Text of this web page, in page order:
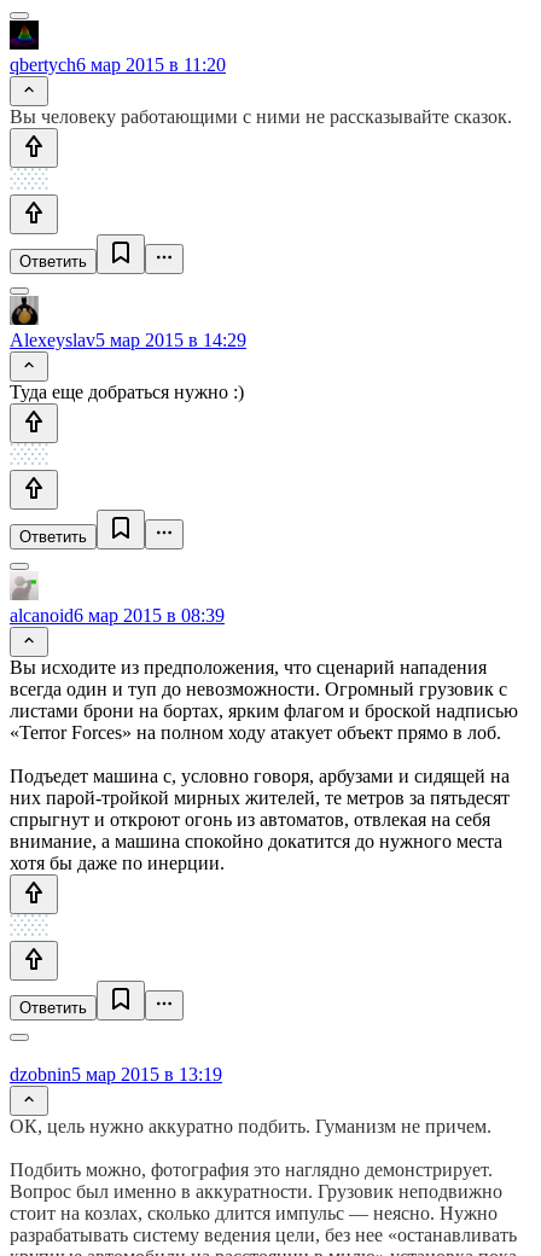
qbertych6 мар 2015 в 11:20
Вы человеку работающими с ними не рассказывайте сказок.
Ответить
Alexeyslav5 мар 2015 в 14:29
Туда еще добраться нужно :)
Ответить
alcanoid6 мар 2015 в 08:39
Вы исходите из предположения, что сценарий нападения
всегда один и туп до невозможности. Огромный грузовик с
листами брони на бортах, ярким флагом и броской надписью
«Terror Forces» на полном ходу атакует объект прямо в лоб.
Подъедет машина с, условно говоря, арбузами и сидящей на
них парой-тройкой мирных жителей, те метров за пятьдесят
спрыгнут и откроют огонь из автоматов, отвлекая на себя
внимание, а машина спокойно докатится до нужного места
хотя бы даже по инерции.
Ответить
dzobnin5 мар 2015 в 13:19
ОК, цель нужно аккуратно подбить. Гуманизм не причем.
Подбить можно, фотография это наглядно демонстрирует.
Вопрос был именно в аккуратности. Грузовик неподвижно
стоит на козлах, сколько длится импульс — неясно. Нужно
разрабатывать систему ведения цели, без нее «останавливать